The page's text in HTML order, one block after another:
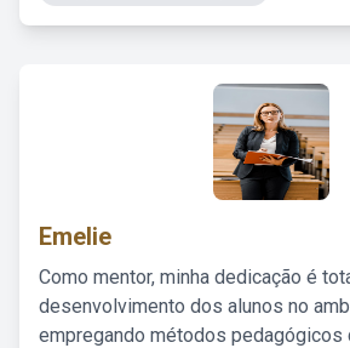
Emelie
Como mentor, minha dedicação é
desenvolvimento dos alunos no
empregando métodos pedagógicos